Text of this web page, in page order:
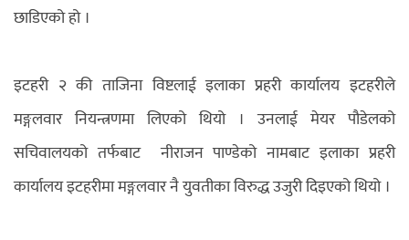
छाडिएको हो ।
इटहरी २ की ताजिना विष्टलाई इलाका प्रहरी कार्यालय इटहरीले
मङ्गलवार नियन्त्रणमा लिएको थियो । उनलाई मेयर पौडेलको
सचिवालयको तर्फबाट नीराजन पाण्डेको नामबाट इलाका प्रहरी
कार्यालय इटहरीमा मङ्गलवार नै युवतीका विरुद्ध उजुरी दिइएको थियो ।